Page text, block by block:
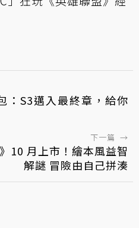
：S3邁入最終章，給你
下一篇 →
10 月上市！繪本風益智
解謎 冒險由自己拼湊